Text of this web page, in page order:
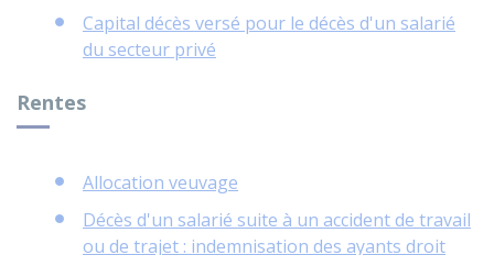
Capital décès versé pour le décès d'un salarié
du secteur privé
Rentes
Allocation veuvage
Décès d'un salarié suite à un accident de travail
ou de trajet : indemnisation des ayants droit